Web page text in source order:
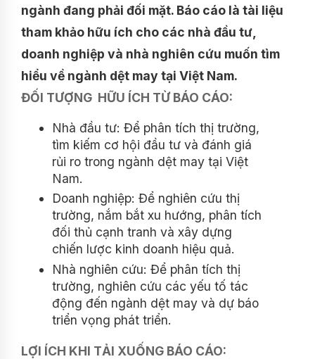
ngành đang phải đối mặt. Báo cáo là tài liệu
tham khảo hữu ích cho các nhà đầu tư,
doanh nghiệp và nhà nghiên cứu muốn tìm
hiểu về ngành dệt may tại Việt Nam.
ĐỐI TƯỢNG HỮU ÍCH TỪ BÁO CÁO:
Nhà đầu tư: Để phân tích thị trường,
tìm kiếm cơ hội đầu tư và đánh giá
rủi ro trong ngành dệt may tại Việt
Nam.
Doanh nghiệp: Để nghiên cứu thị
trường, nắm bắt xu hướng, phân tích
đối thủ cạnh tranh và xây dựng
chiến lược kinh doanh hiệu quả.
Nhà nghiên cứu: Để phân tích thị
trường, nghiên cứu các yếu tố tác
động đến ngành dệt may và dự báo
triển vọng phát triển.
LỢI ÍCH KHI TẢI XUỐNG BÁO CÁO: